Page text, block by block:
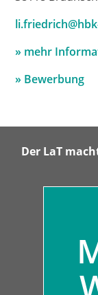
» mehr
» Bewerbung
Der LaT